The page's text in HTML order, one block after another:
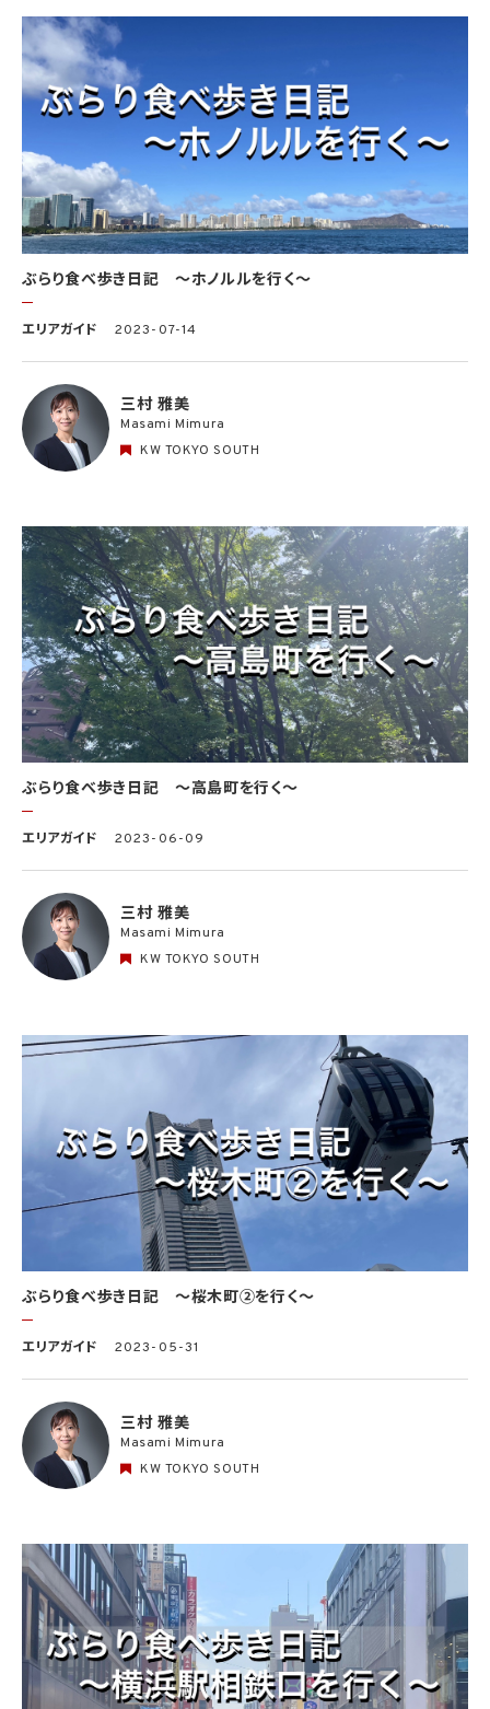
ぶらり食べ歩き日記 〜ホノルルを行く〜
エリアガイド 2023-07-14
三村 雅美
Masami Mimura
KW TOKYO SOUTH
ぶらり食べ歩き日記 〜高島町を行く〜
エリアガイド 2023-06-09
三村 雅美
Masami Mimura
KW TOKYO SOUTH
ぶらり食べ歩き日記 〜桜木町②を行く〜
エリアガイド 2023-05-31
三村 雅美
Masami Mimura
KW TOKYO SOUTH